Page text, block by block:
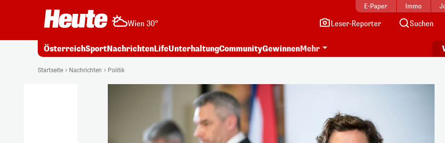
E-Paper Immo
Wien 30° Leser-Reporter Suchen
ÖsterreichSportNachrichtenLifeUnterhaltungCommunityGewinnenMehr
Startseite Nachrichten Politik